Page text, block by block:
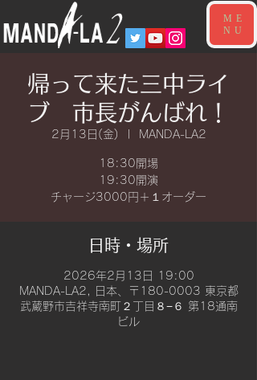
ME
NU
帰って来た三中ライ
ブ 市長がんばれ！
2月13日(金) MANDA-LA2
18:30開場
19:30開演
チャージ3000円＋１オーダー
日時・場所
2026年2月13日 19:00
MANDA-LA2, 日本、〒180-0003 東京都
武蔵野市吉祥寺南町２丁目８−６ 第18通南
ビル